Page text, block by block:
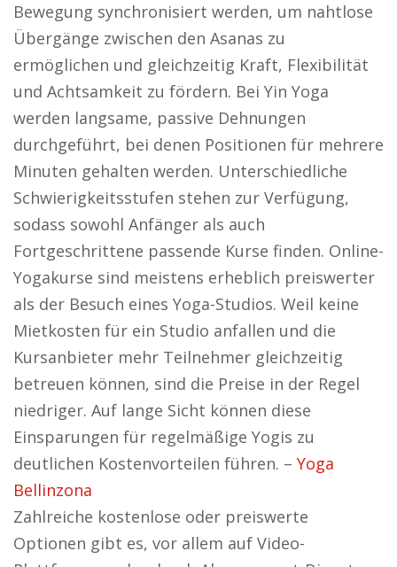
Bewegung synchronisiert werden, um nahtlose
Übergänge zwischen den Asanas zu
ermöglichen und gleichzeitig Kraft, Flexibilität
und Achtsamkeit zu fördern. Bei Yin Yoga
werden langsame, passive Dehnungen
durchgeführt, bei denen Positionen für mehrere
Minuten gehalten werden. Unterschiedliche
Schwierigkeitsstufen stehen zur Verfügung,
sodass sowohl Anfänger als auch
Fortgeschrittene passende Kurse finden. Online-
Yogakurse sind meistens erheblich preiswerter
als der Besuch eines Yoga-Studios. Weil keine
Mietkosten für ein Studio anfallen und die
Kursanbieter mehr Teilnehmer gleichzeitig
betreuen können, sind die Preise in der Regel
niedriger. Auf lange Sicht können diese
Einsparungen für regelmäßige Yogis zu
deutlichen Kostenvorteilen führen. – Yoga
Bellinzona
Zahlreiche kostenlose oder preiswerte
Optionen gibt es, vor allem auf Video-